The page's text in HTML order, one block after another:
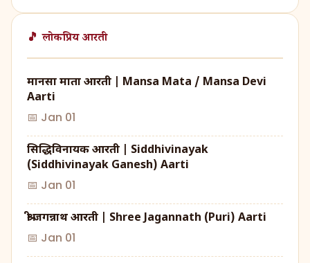
🎵 लोकप्रिय आरती
मानसा माता आरती | Mansa Mata / Mansa Devi
Aarti
📅 Jan 01
सिद्धिविनायक आरती | Siddhivinayak
(Siddhivinayak Ganesh) Aarti
📅 Jan 01
श्री जगन्नाथ आरती | Shree Jagannath (Puri) Aarti
📅 Jan 01